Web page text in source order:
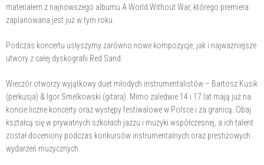
materiałem z najnowszego albumu A World Without War, którego premiera
zaplanowana jest już w tym roku.
Podczas koncertu usłyszymy zarówno nowe kompozycje, jak i najważniejsze
utwory z całej dyskografii Red Sand.
Wieczór otworzy wyjątkowy duet młodych instrumentalistów – Bartosz Kusik
(perkusja) & Igor Smelkowski (gitara). Mimo zaledwie 14 i 17 lat mają już na
koncie liczne koncerty oraz występy festiwalowe w Polsce i za granicą. Obaj
kształcą się w prywatnych szkołach jazzu i muzyki współczesnej, a ich talent
został doceniony podczas konkursów instrumentalnych oraz prestiżowych
wydarzeń muzycznych.